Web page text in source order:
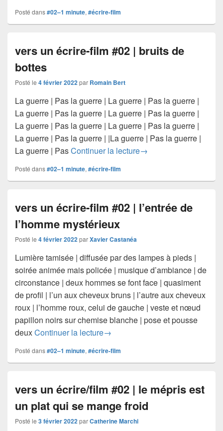
Posté dans#02–1 minute, #écrire-film
vers un écrire-film #02 | bruits de
bottes
Posté le 4 février 2022par Romain Bert
La guerre | Pas la guerre | La guerre | Pas la guerre |
La guerre | Pas la guerre | La guerre | Pas la guerre |
La guerre | Pas la guerre | La guerre | Pas la guerre |
La guerre | Pas la guerre | |La guerre | Pas la guerre |
La guerre | PasContinuer la lecturevers un écrire-film #02
→
Posté dans#02–1 minute, #écrire-film
vers un écrire-film #02 | l’entrée de
l’homme mystérieux
Posté le 4 février 2022parXavier Castanéa
Lumière tamisée | diffusée par des lampes à pieds |
soirée animée mais policée | musique d’ambiance | de
circonstance | deux hommes se font face | quasiment
de profil | l’un aux cheveux bruns | l’autre aux cheveux
roux | l’homme roux, celui de gauche | veste et nœud
papillon noirs sur chemise blanche | pose et pousse
deuxContinuer la lecturevers un écrire-film #02 | l’entrée
→
Posté dans#02–1 minute, #écrire-film
vers un écrire/film #02 | le mépris est
un plat qui se mange froid
Posté le 3 février 2022parCatherine Marchi